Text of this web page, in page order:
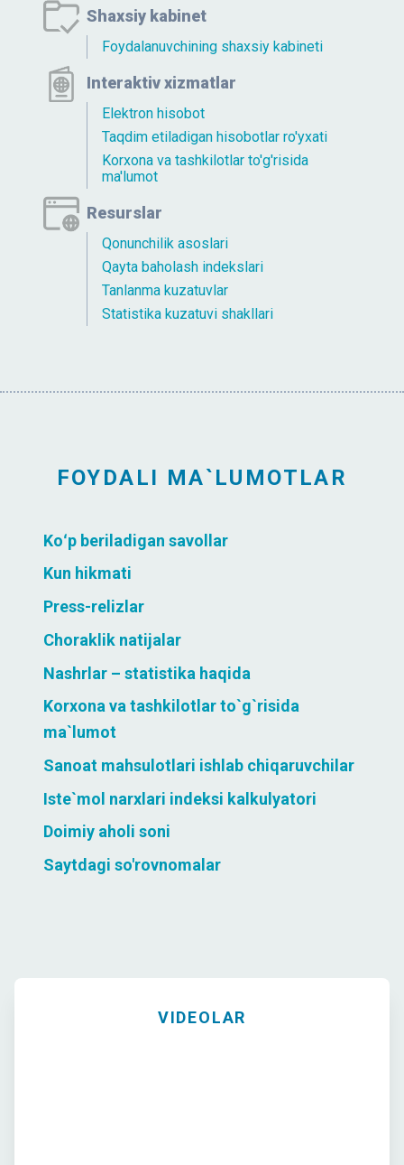
Shaxsiy kabinet
Foydalanuvchining shaxsiy kabineti
Interaktiv xizmatlar
Elektron hisobot
Taqdim etiladigan hisobotlar ro'yxati
Korxona va tashkilotlar to'g'risida
ma'lumot
Resurslar
Qonunchilik asoslari
Qayta baholash indekslari
Tanlanma kuzatuvlar
Statistika kuzatuvi shakllari
FOYDALI MA`LUMOTLAR
Koʻp beriladigan savollar
Kun hikmati
Press-relizlar
Choraklik natijalar
Nashrlar – statistika haqida
Korxona va tashkilotlar to`g`risida
ma`lumot
Sanoat mahsulotlari ishlab chiqaruvchilar
Iste`mol narxlari indeksi kalkulyatori
Doimiy aholi soni
Saytdagi so'rovnomalar
VIDEOLAR